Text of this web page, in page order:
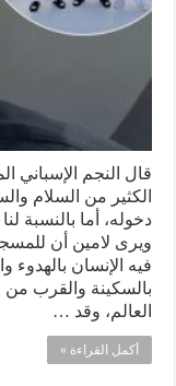
قال النجم الإسباني
الكثير من السلام
دخوله، أما بالنسبة
ويرى لامين أن
فيه الإنسان بالهدوء
بالسكينة والقرب من
العالم، وقد …
أكمل القراءة »